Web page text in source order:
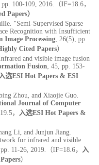
100-109, 2016.（IF=18.6，
Papers）
"Semi-Supervised Sparse
Recognition with Insufficient
Image Processing, 26(5), pp.
Cited Papers）
and visible image fusion
Fusion, 45, pp. 153-
选ESI Hot Papers & ESI
Zhou, and Xiaojie Guo.
Journal of Computer
， 入选ESI Hot Papers &
Li, and Junjun Jiang.
for infrared and visible
11-26, 2019.（IF=18.6， 入
）